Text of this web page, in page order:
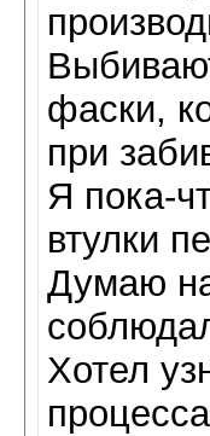
фаски,
при
Я пока-
втулки
Думаю
Хотел